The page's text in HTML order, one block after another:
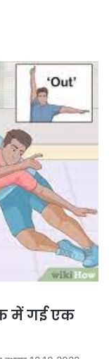
में गई एक